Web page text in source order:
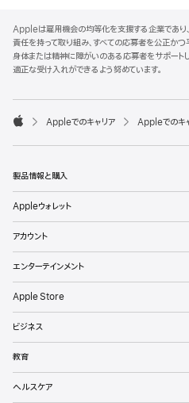
p
p
l
e
o
t
Appleは雇用機会の均等化を支援する企業であり
責任を持って取り組み、すべての応募者を公正か
身体または精神に障がいのある応募者をサポートし
適正な受け入れができるよう努めています。

p
l
Appleでのキャリア Appleでのキ
製品情報と購入
Appleウォレット
アカウント
エンターテインメント
Apple Store
ビジネス
教育
ヘルスケア